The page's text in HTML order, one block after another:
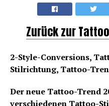
Zurück zur
2-Style-Conversions,
Stilrichtung, Tattoo-
Der neue Tattoo-Trend
verschiedenen Tattoo-